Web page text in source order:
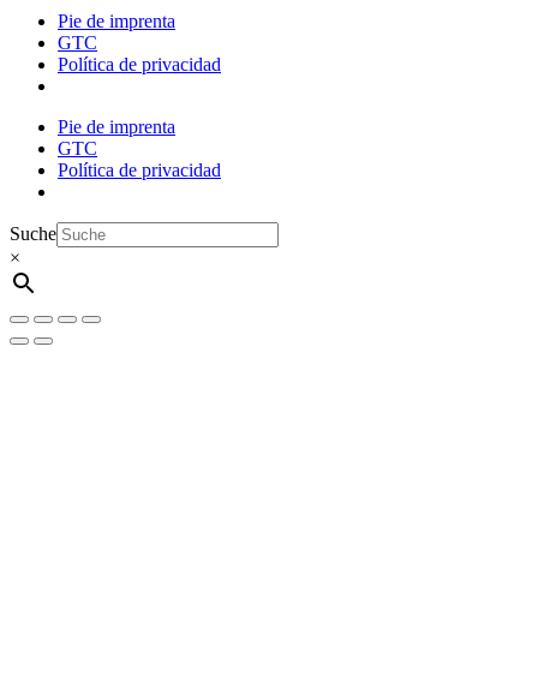
Pie de imprenta
GTC
Política de privacidad
Pie de imprenta
GTC
Política de privacidad
Suche
×